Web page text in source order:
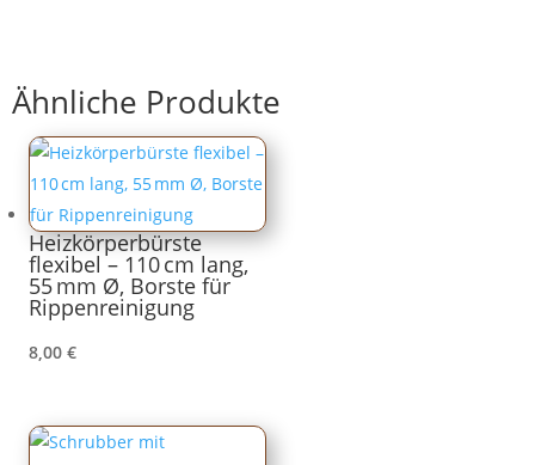
Ähnliche Produkte
Heizkörperbürste
flexibel – 110 cm lang,
55 mm Ø, Borste für
Rippenreinigung
8,00 €